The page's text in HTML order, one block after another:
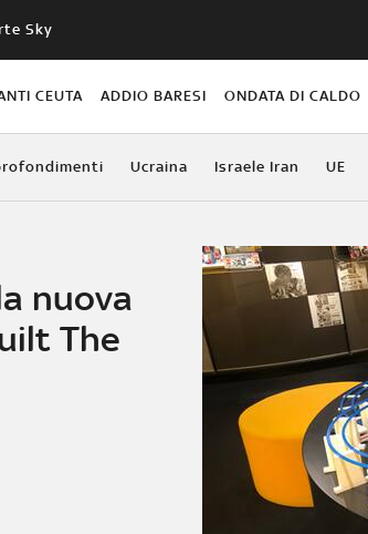
Sky
CEUTA ADDIO BARESI ONDATA DI CALDO
Ucraina Israele Iran UE
nuova
The